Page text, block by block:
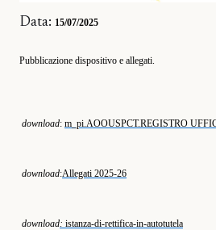
Data: 15/07/2025
Pubblicazione dispositivo e allegati.
download: m_pi.AOOUSPCT.REGISTRO
download:Allegati 2025-26
download: istanza-di-rettifica-in-autotutela